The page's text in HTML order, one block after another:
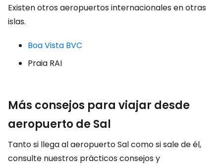
Existen otros aeropuertos internacionales en otras
islas.
Boa Vista BVC
Praia RAI
Más consejos para viajar desde
aeropuerto de Sal
Tanto si llega al aeropuerto Sal como si sale de él,
consulte nuestros prácticos consejos y